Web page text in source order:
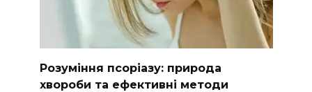
Розуміння псоріазу: природа
хвороби та ефективні методи